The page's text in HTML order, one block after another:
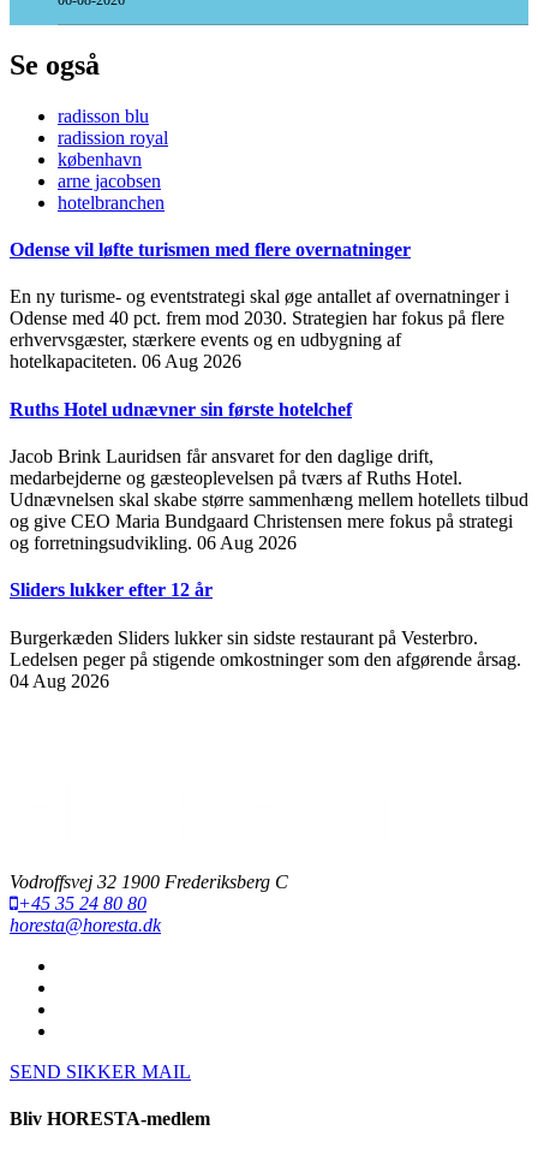
Se også
radisson blu
radission royal
københavn
arne jacobsen
hotelbranchen
Odense vil løfte turismen med flere overnatninger
En ny turisme- og eventstrategi skal øge antallet af overnatninger i
Odense med 40 pct. frem mod 2030. Strategien har fokus på flere
erhvervsgæster, stærkere events og en udbygning af
hotelkapaciteten. 06 Aug 2026
Ruths Hotel udnævner sin første hotelchef
Jacob Brink Lauridsen får ansvaret for den daglige drift,
medarbejderne og gæsteoplevelsen på tværs af Ruths Hotel.
Udnævnelsen skal skabe større sammenhæng mellem hotellets tilbud
og give CEO Maria Bundgaard Christensen mere fokus på strategi
og forretningsudvikling. 06 Aug 2026
Sliders lukker efter 12 år
Burgerkæden Sliders lukker sin sidste restaurant på Vesterbro.
Ledelsen peger på stigende omkostninger som den afgørende årsag.
04 Aug 2026
Vodroffsvej 32 1900 Frederiksberg C
+45 35 24 80 80
horesta@horesta.dk
SEND SIKKER MAIL
Bliv HORESTA-medlem